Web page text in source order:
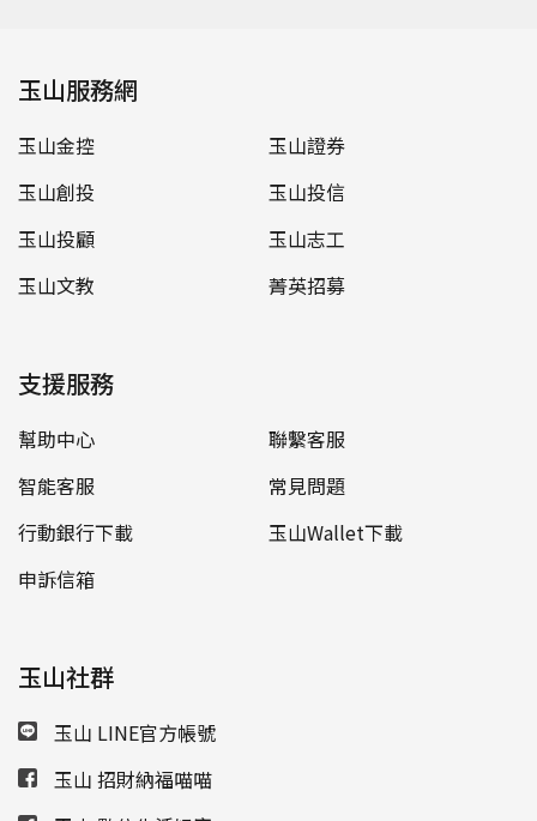
玉山服務網
玉山金控
玉山證券
玉山創投
玉山投信
玉山投顧
玉山志工
玉山文教
菁英招募
支援服務
幫助中心
聯繫客服
智能客服
常見問題
行動銀行下載
玉山Wallet下載
申訴信箱
玉山社群
玉山 LINE官方帳號
玉山 招財納福喵喵